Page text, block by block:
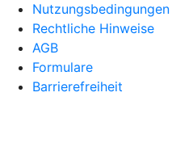
Nutzungsbedingungen
Rechtliche Hinweise
AGB
Formulare
Barrierefreiheit